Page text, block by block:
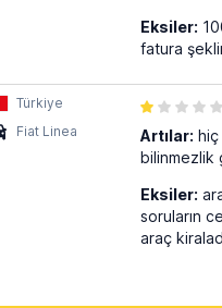
Eksiler:
fatura
Türkiye
Fiat Linea
Artılar: hiç
bilinmezlik
Eksiler:
soruların
araç